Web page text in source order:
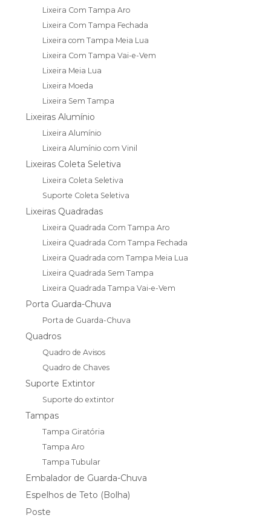
Lixeira Com Tampa Aro
Lixeira Com Tampa Fechada
Lixeira com Tampa Meia Lua
Lixeira Com Tampa Vai-e-Vem
Lixeira Meia Lua
Lixeira Moeda
Lixeira Sem Tampa
Lixeiras Alumínio
Lixeira Alumínio
Lixeira Alumínio com Vinil
Lixeiras Coleta Seletiva
Lixeira Coleta Seletiva
Suporte Coleta Seletiva
Lixeiras Quadradas
Lixeira Quadrada Com Tampa Aro
Lixeira Quadrada Com Tampa Fechada
Lixeira Quadrada com Tampa Meia Lua
Lixeira Quadrada Sem Tampa
Lixeira Quadrada Tampa Vai-e-Vem
Porta Guarda-Chuva
Porta de Guarda-Chuva
Quadros
Quadro de Avisos
Quadro de Chaves
Suporte Extintor
Suporte do extintor
Tampas
Tampa Giratória
Tampa Aro
Tampa Tubular
Embalador de Guarda-Chuva
Espelhos de Teto (Bolha)
Poste